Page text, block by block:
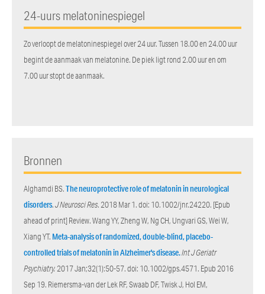
24-uurs melatoninespiegel
Zo verloopt de melatoninespiegel over 24 uur. Tussen 18.00 en 24.00 uur
begint de aanmaak van melatonine. De piek ligt rond 2.00 uur en om
7.00 uur stopt de aanmaak.
Bronnen
Alghamdi BS.The neuroprotective role of melatonin in neurological
disorders.J Neurosci Res. 2018 Mar 1. doi: 10.1002/jnr.24220. [Epub
ahead of print] Review. Wang YY, Zheng W, Ng CH, Ungvari GS, Wei W,
Xiang YT. Meta-analysis of randomized, double-blind, placebo-
controlled trials of melatonin in Alzheimer's disease.Int J Geriatr
Psychiatry. 2017 Jan;32(1):50-57. doi: 10.1002/gps.4571. Epub 2016
Sep 19. Riemersma-van der Lek RF, Swaab DF, Twisk J, Hol EM,